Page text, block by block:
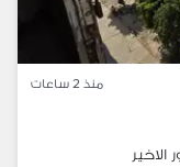
منذ 2 ساعات